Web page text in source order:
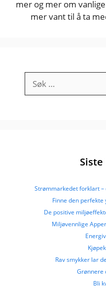
mer og mer om
mer vant til å ta
etter:
Strømmarkedet forklart
Finne den
De positive
Miljøvennlige
Rav smykker lar
Grønnere
Bli